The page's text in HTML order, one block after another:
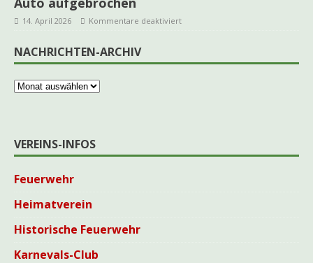
14. April 2026 Kommentare deaktiviert
NACHRICHTEN-ARCHIV
VEREINS-INFOS
Feuerwehr
Heimatverein
Historische Feuerwehr
Karnevals-Club